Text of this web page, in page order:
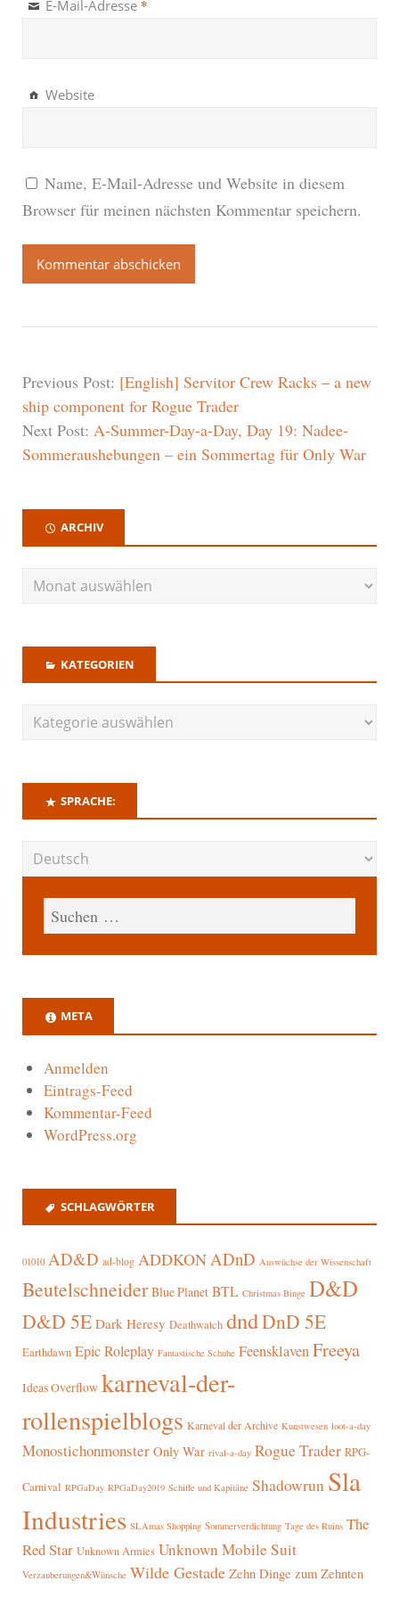
E-Mail-Adresse *
Website
Name, E-Mail-Adresse und Website in diesem
Browser für meinen nächsten Kommentar speichern.
Previous Post: [English] Servitor Crew Racks – a new
ship component for Rogue Trader
Next Post: A-Summer-Day-a-Day, Day 19: Nadee-
Sommeraushebungen – ein Sommertag für Only War
ARCHIV
KATEGORIEN
SPRACHE:
META
Anmelden
Eintrags-Feed
Kommentar-Feed
WordPress.org
SCHLAGWÖRTER
01010 AD&D ad-blog ADDKONADnD Auswüchse der Wissenschaft
Beutelschneider Blue Planet BTL Christmas Binge D&D
D&D 5E Dark Heresy Deathwatch dndDnD 5E
Earthdawn Epic Roleplay Fantastische Schuhe FeensklavenFreeya
Ideas Overflow karneval-der-
rollenspielblogs Karneval der Archive Kunstwesen loot-a-day
Monostichonmonster Only War rival-a-day Rogue Trader RPG-
Carnival RPGaDay RPGaDay2019 Schiffe und Kapitäne Shadowrun Sla
Industries SLAmas Shopping Sommerverdichtung Tage des Ruins The
Red Star Unknown Armies Unknown Mobile Suit
Verzauberungen&Wünsche Wilde Gestade Zehn Dinge zum Zehnten